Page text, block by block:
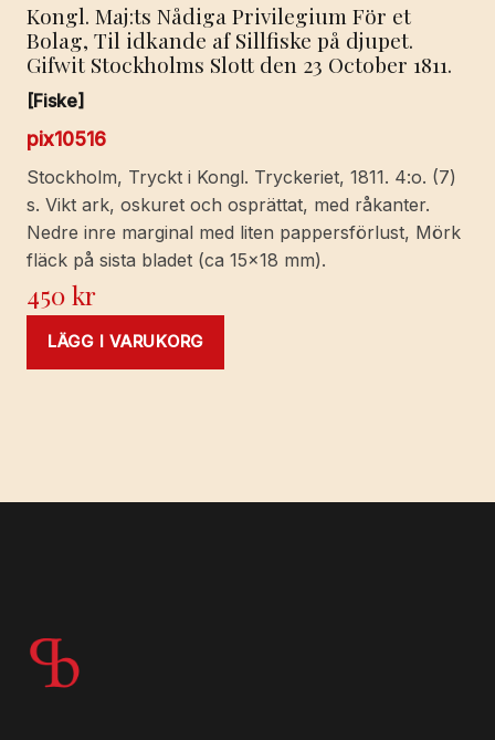
Kongl. Maj:ts Nådiga Privilegium För et
Bolag, Til idkande af Sillfiske på djupet.
Gifwit Stockholms Slott den 23 October 1811.
[Fiske]
pix10516
Stockholm, Tryckt i Kongl. Tryckeriet, 1811. 4:o. (7)
s. Vikt ark, oskuret och osprättat, med råkanter.
Nedre inre marginal med liten pappersförlust, Mörk
fläck på sista bladet (ca 15x18 mm).
450kr
LÄGG I VARUKORG